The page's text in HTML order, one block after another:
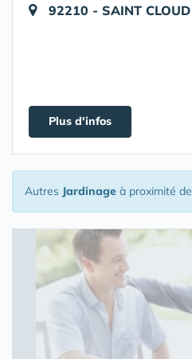
92210 - SAINT CLOUD
Plus d'infos
Autres Jardinage à proximité de